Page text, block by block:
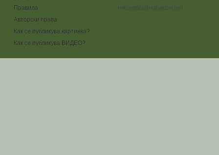
Правила
Авторски права
Как се публикува картинка?
Как се публикува ВИДЕО?
reklama[at]motivatori.net